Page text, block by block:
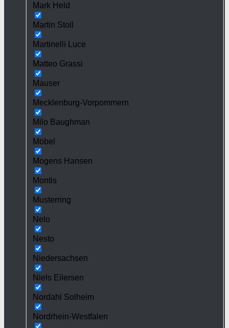
Mark Held
Martin Stoll
Martinelli Luce
Matteo Grassi
Mauser
Mecklenburg-Vorpommern
Milo Baughman
Möbel
Mogens Hansen
Montis
Musterring
Nelo
Nesto
Niedersachsen
Niels Eilersen
Nordahl Solheim
Nordrhein-Westfalen